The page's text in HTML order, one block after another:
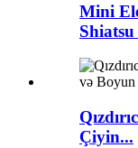
Mini
Çiyin...